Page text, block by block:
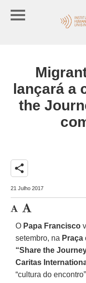
lançará a
the
share
21 Julho 2017
O Papa Francisco
setembro, na Praça
“Share the
Caritas
“cultura do